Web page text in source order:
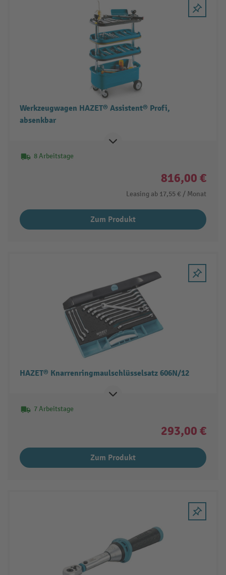
Werkzeugwagen HAZET® Assistent® Profi,
absenkbar
8 Arbeitstage
816,00 €
Leasing ab 17,55 € / Monat
Zum Produkt
HAZET® Knarrenringmaulschlüsselsatz 606N/12
7 Arbeitstage
293,00 €
Zum Produkt